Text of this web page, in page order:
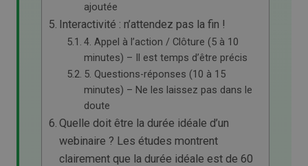
ajoutée
Interactivité : n’attendez pas la fin !
4. Appel à l’action / Clôture (5 à 10
minutes) – Il est temps d’être précis
5. Questions-réponses (10 à 15
minutes) – Ne les laissez pas dans le
doute
Quelle doit être la durée idéale d’un
webinaire ? Les études montrent
clairement que la durée idéale est de 60